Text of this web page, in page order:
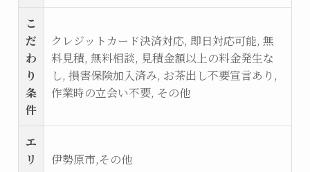
こ
だ
わ
り
条
件
クレジットカード決済対応, 即日対応可能, 無
料見積, 無料相談, 見積金額以上の料金発生な
し, 損害保険加入済み, お茶出し不要宣言あり,
作業時の立会い不要, その他
エ
リ
伊勢原市,その他